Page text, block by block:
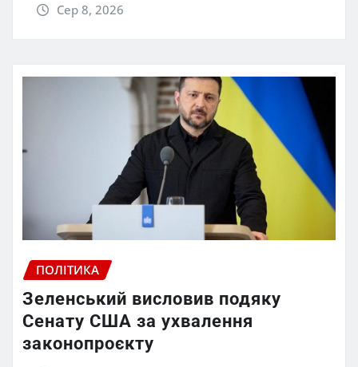
Сер 8, 2026
ПОЛІТИКА
Зеленський висловив подяку
Сенату США за ухвалення
законопроєкту